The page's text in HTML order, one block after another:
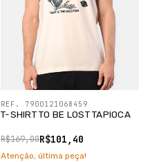
T-SHIRT TO BE LOST TAPIOCA
R$101,40
R$169,00
REF. 7900121068459
Atenção, última peça!